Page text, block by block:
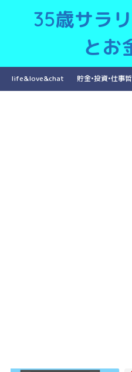
35歳サラ
とお
life&love&chat 貯金•投資•仕事